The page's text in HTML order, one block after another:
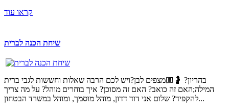
קראו עוד
שיחת הכנה לברית
בהריון? 🤰🏼מצפים לבן?ויש לכם הרבה שאלות וחששות לגבי ברית
המילה;האם זה כואב? האם זה מסוכן? איך בוחרים מוהל? על מה צריך
להקפיד? שלום אני דוד דדון, מוהל מוסמך, ומוהל במשרד הבטחון...